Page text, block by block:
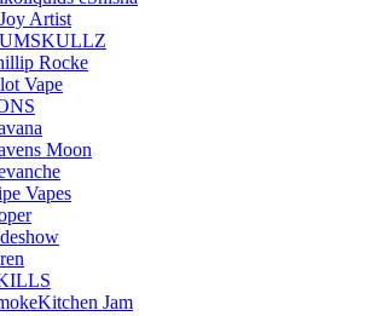
Artist
Rocke
Vape
Moon
Vapes
Jam